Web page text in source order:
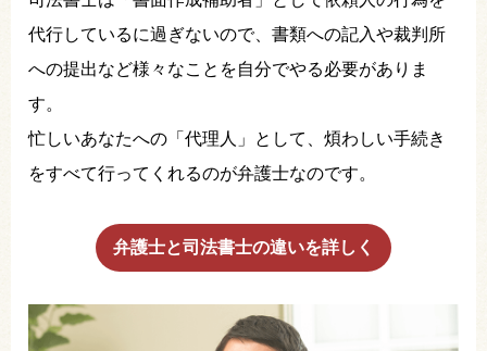
代行しているに過ぎないので、書類への記入や裁判所
への提出など様々なことを自分でやる必要がありま
す。
忙しいあなたへの「代理人」として、煩わしい手続き
をすべて行ってくれるのが弁護士なのです。
弁護士と司法書士の違いを詳しく